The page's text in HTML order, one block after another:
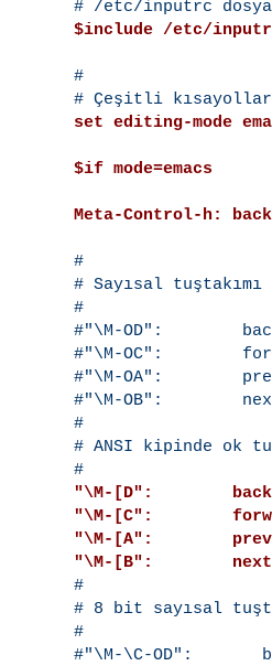
$include /etc/
#
set editing-mode
$if mode=emacs
Meta-Control-h:
#
# Sayısal
#
#"\M-OD":
#"\M-OC":
#"\M-OA":
#"\M-OB":
#
# ANSI kipinde ok
"\M-[D":
"\M-[C":
"\M-[A":
"\M-[B":
#
# 8 bit sayısal
#
#"\M-\C-OD":